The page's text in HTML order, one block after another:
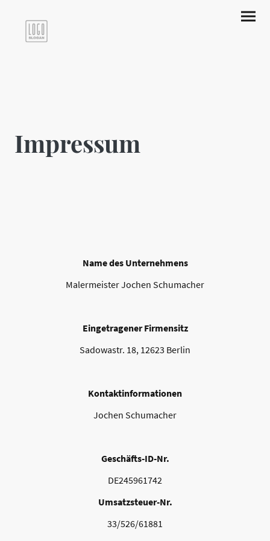
Impressum
Name des Unternehmens
Malermeister Jochen Schumacher
Eingetragener Firmensitz
Sadowastr. 18, 12623 Berlin
Kontaktinformationen
Jochen Schumacher
Geschäfts-ID-Nr.
DE245961742
Umsatzsteuer-Nr.
33/526/61881